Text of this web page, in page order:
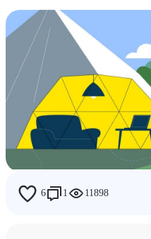
Недвижимость
Инвестиции
Дети
Работа
Люди Райфа
6 1 11898